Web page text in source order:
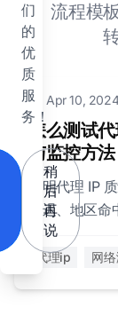
们
的
优
质
服
务！
稍
后
再
说
法、流程模
Apr 10,
怎么测试
与监控方法
说明代理 IP
延迟、地区
试与监控方法。
代理ip 网